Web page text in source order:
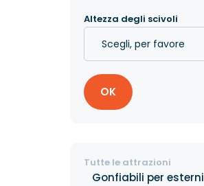
Altezza degli scivoli
Scegli, per favore
OK
Tutte le attrazioni
Gonfiabili per esterni